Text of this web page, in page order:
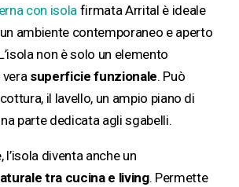
con isolafirmata Arrital è ideale
ambiente contemporaneo e aperto
non è solo un elemento
vera superficie funzionale. Può
il lavello, un ampio piano di
parte dedicata agli sgabelli.
l’isola diventa anche un
tra cucina e living. Permette